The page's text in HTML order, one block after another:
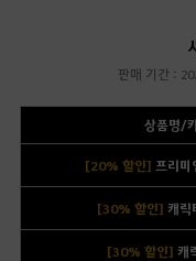
판매 기간 :
상품명/
[20% 할인] 프리미
[30% 할인] 캐릭
[30% 할인] 캐